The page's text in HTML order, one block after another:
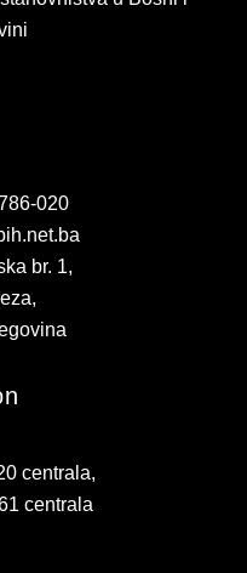
020
br. 1,
centrala,
centrala